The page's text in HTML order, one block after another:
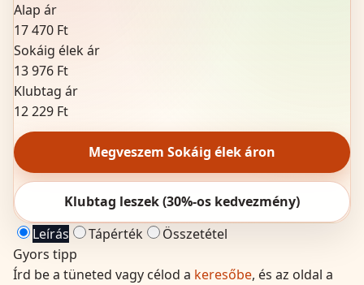
Alap ár
17 470 Ft
Sokáig élek ár
13 976 Ft
Klubtag ár
12 229 Ft
Megveszem Sokáig élek áron
Klubtag leszek (30%-os kedvezmény)
Leírás
Tápérték
Összetétel
Gyors tipp
Írd be a tüneted vagy célod a keresőbe, és az oldal a